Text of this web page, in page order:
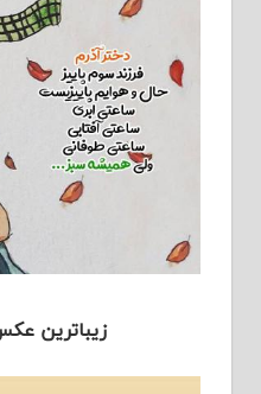
زیباترین